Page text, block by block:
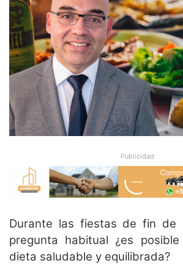
Publicidad
Durante las fiestas de fin de
pregunta habitual ¿es
dieta saludable y equilibrada?